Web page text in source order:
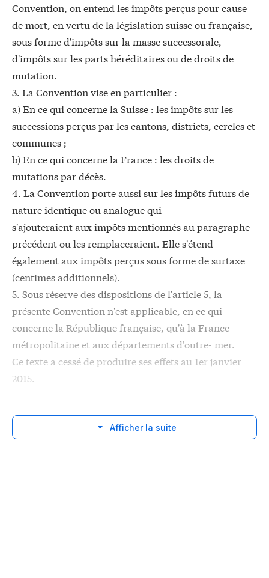
Convention, on entend les impôts perçus pour cause
de mort, en vertu de la législation suisse ou française,
sous forme d'impôts sur la masse successorale,
d'impôts sur les parts héréditaires ou de droits de
mutation.
3. La Convention vise en particulier :
a) En ce qui concerne la Suisse : les impôts sur les
successions perçus par les cantons, districts, cercles et
communes ;
b) En ce qui concerne la France : les droits de
mutations par décès.
4. La Convention porte aussi sur les impôts futurs de
nature identique ou analogue qui
s'ajouteraient aux impôts mentionnés au paragraphe
précédent ou les remplaceraient. Elle s'étend
également aux impôts perçus sous forme de surtaxe
(centimes additionnels).
5. Sous réserve des dispositions de l'article 5, la
présente Convention n'est applicable, en ce qui
concerne la République française, qu'à la France
métropolitaine et aux départements d'outre- mer.
Ce texte a cessé de produire ses effets au 1er janvier
2015.
Afficher la suite